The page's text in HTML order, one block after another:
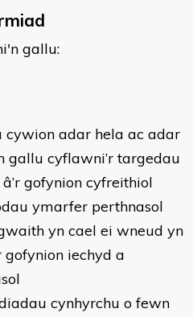
gallu:
cywion adar hela ac adar
gallu cyflawni’r targedau
gofynion cyfreithiol
ymarfer perthnasol
yn cael ei wneud yn
gofynion iechyd a
cynhyrchu o fewn